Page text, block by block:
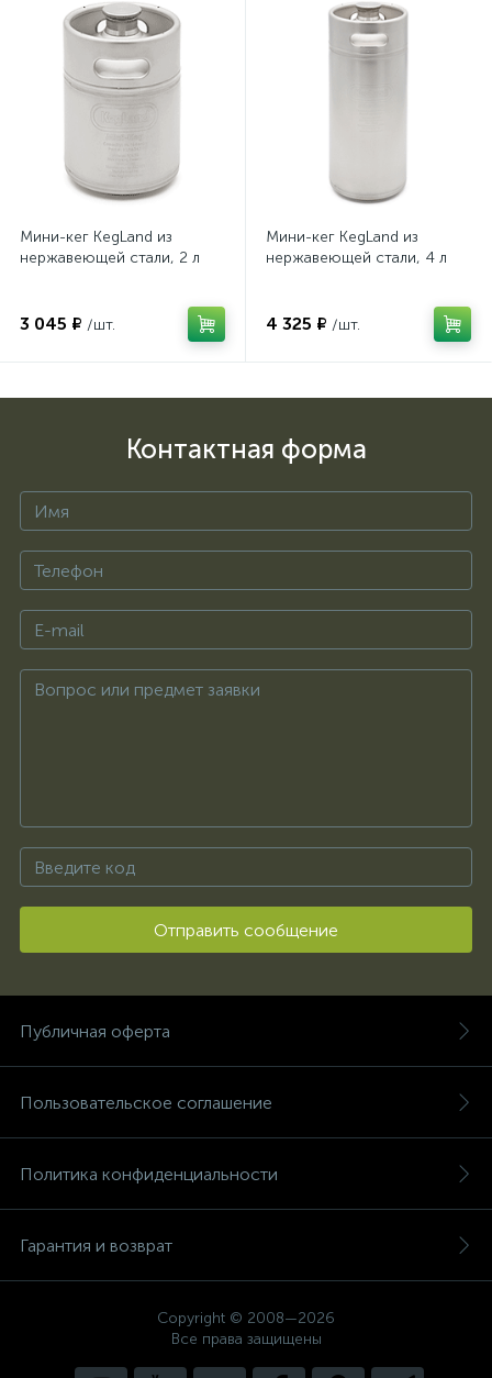
Мини-кег KegLand из
нержавеющей стали, 2 л
3 045 ₽ /шт.
Мини-кег KegLand из
нержавеющей стали, 4 л
4 325 ₽ /шт.
Контактная форма
Отправить сообщение
Публичная оферта
Пользовательское соглашение
Политика конфиденциальности
Гарантия и возврат
Copyright © 2008—2026
Все права защищены